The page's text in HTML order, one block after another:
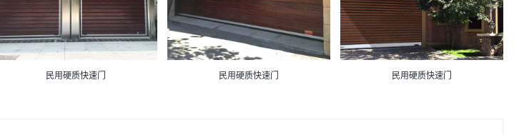
民用硬质快速门 民用硬质快速门 民用硬质快速门